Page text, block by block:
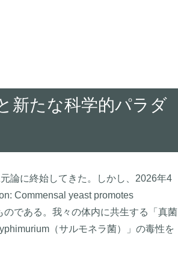
新たな科学的パラダ
論に終始してきた。しかし、2026年4
Commensal yeast promotes
である。我々の体内に共生する「真菌
（サルモネラ菌）」の毒性を